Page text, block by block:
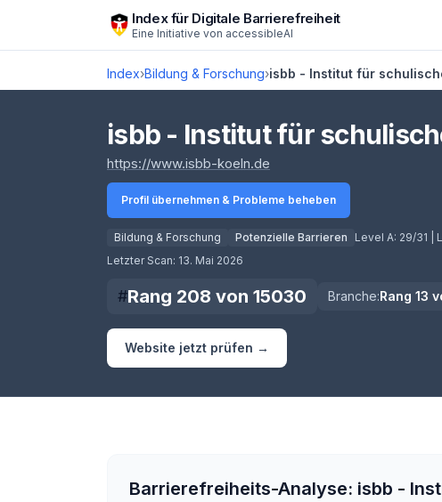
Zum Hauptinhalt springenIndex für Digitale Barrierefreiheit
Eine Initiative von accessibleAI
Index›Bildung & Forschung›isbb - Institut für
Score lädt
isbb - Institut für
https://www.isbb-koeln.de
Profil übernehmen & Probleme beheben
Bildung & Forschung Potenzielle Barrieren Level A: 29/31 |
Letzter Scan: 13. Mai 2026
#Rang 208 von 15030 Branche:Rang 13
Website jetzt prüfen →
Barrierefreiheits-Analyse: isbb -